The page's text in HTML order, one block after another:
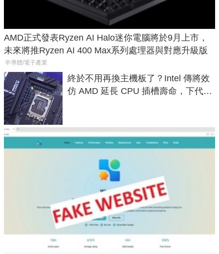
AMD正式發表Ryzen AI Halo迷你電腦將於9月上市，
未來將推Ryzen AI 400 Max系列處理器與對應升級版
半導體/電子產業
終於不用再換主機板了？Intel 傳將效
仿 AMD 延長 CPU 插槽壽命，下代